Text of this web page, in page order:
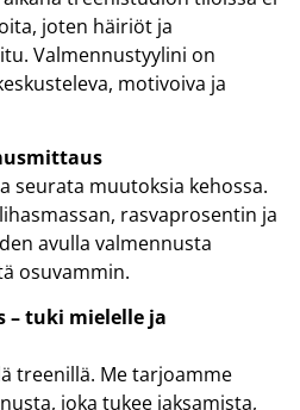
joten häiriöt ja
Valmennustyylini on
motivoiva ja
seurata muutoksia kehossa.
rasvaprosentin ja
avulla valmennusta
osuvammin.
– tuki mielelle ja
treenillä. Me tarjoamme
joka tukee jaksamista,